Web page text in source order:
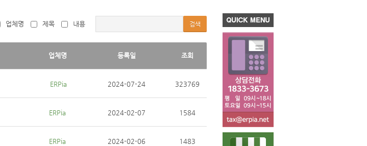
업체명 제목 내용 검색
업체명 등록일 조회
ERPia 2024-07-24 323769
ERPia 2024-02-07 1584
ERPia 2024-02-06 1483